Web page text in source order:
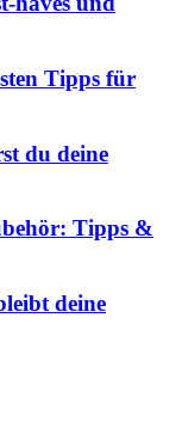
Tipps für
du deine
Tipps &
deine